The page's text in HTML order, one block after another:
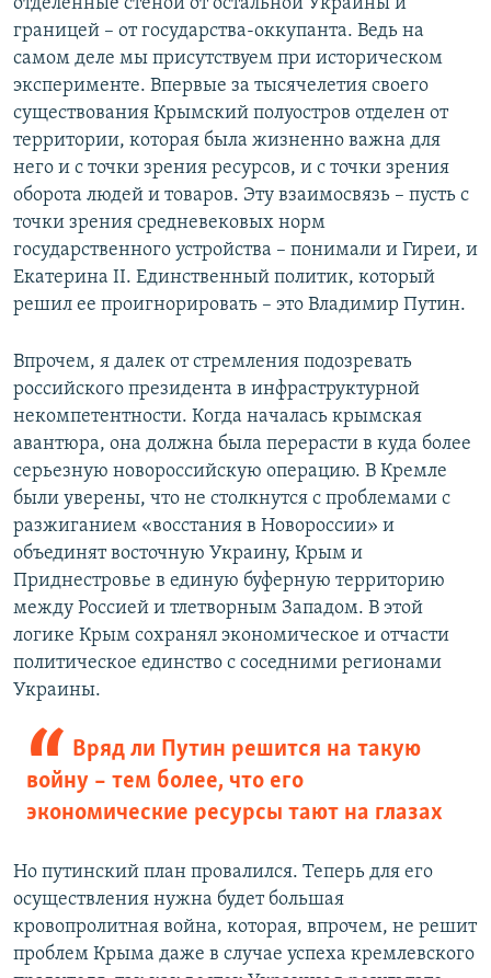
отделенные стеной от остальной Украины и
границей – от государства-оккупанта. Ведь на
самом деле мы присутствуем при историческом
эксперименте. Впервые за тысячелетия своего
существования Крымский полуостров отделен от
территории, которая была жизненно важна для
него и с точки зрения ресурсов, и с точки зрения
оборота людей и товаров. Эту взаимосвязь – пусть с
точки зрения средневековых норм
государственного устройства – понимали и Гиреи, и
Екатерина II. Единственный политик, который
решил ее проигнорировать – это Владимир Путин.
Впрочем, я далек от стремления подозревать
российского президента в инфраструктурной
некомпетентности. Когда началась крымская
авантюра, она должна была перерасти в куда более
серьезную новороссийскую операцию. В Кремле
были уверены, что не столкнутся с проблемами с
разжиганием «восстания в Новороссии» и
объединят восточную Украину, Крым и
Приднестровье в единую буферную территорию
между Россией и тлетворным Западом. В этой
логике Крым сохранял экономическое и отчасти
политическое единство с соседними регионами
Украины.
Вряд ли Путин решится на такую
войну – тем более, что его
экономические ресурсы тают на глазах
Но путинский план провалился. Теперь для его
осуществления нужна будет большая
кровопролитная война, которая, впрочем, не решит
проблем Крыма даже в случае успеха кремлевского